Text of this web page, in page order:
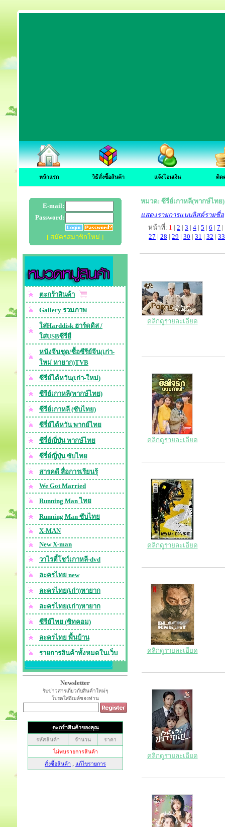
หน้าแรก วิธีสั่งซื้อสินค้า แจ้งโอนเงิน ติด
E-mail:
Password:
[ สมัครสมาชิกใหม่ ]
ตะกร้าสินค้า
Gallery รวมภาพ
ใส่Harddisk ฮาร์ดดิส /
ใส่USBซีรียื
หนังจีนชุด/ซื้อซีรีย์จีน(เก่า-
ใหม่ หายาก)TVB
ซีรีย์ไต้หวัน(เก่า-ใหม่)
ซีรีย์เกาหลี(พากษ์ไทย)
ซีรีย์เกาหลี (ซับไทย)
ซีรี่ย์ไต้หวัน พากย์ไทย
ซีรี่ย์ญี่ปุ่น พากษ์ไทย
ซีรี่ย์ญี่ปุ่น ซับไทย
สารคดี สื่อการเรียนรุ้
We Got Married
Running Man ไทย
Running Man ซับไทย
X-MAN
New X-man
วาไรตี้โชว์เกาหลี-dvd
ละครไทย new
ละครไทย(เก่า)หายาก
ละครไทย(เก่า)หายาก
ซีรีย์ไทย (ซิทคอม)
ละครไทย พื้นบ้าน
รายการสินค้าทั้งหมดในเว็บ
Newsletter
รับข่าวสารเกี่ยวกับสินค้าใหม่ๆ
โปรดใส่อีเมล์ของท่าน
หมวด: ซีรีย์เกาหลี(พากษ์ไทย)
แสดงรายการแบบลิสต์รายชื่อ
หน้าที่: 1 | 2 | 3 | 4 | 5 | 6 | 7 |
27 | 28 | 29 | 30 | 31 | 32 | 33
คลิกดูรายละเอียด
คลิกดูรายละเอียด
คลิกดูรายละเอียด
คลิกดูรายละเอียด
คลิกดูรายละเอียด